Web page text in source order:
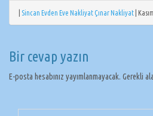
Sincan Evden Eve Nakliyat Çınar Nakliyat
Bir cevap yazın
E-posta hesabınız yayımlanmayacak. Gerekli